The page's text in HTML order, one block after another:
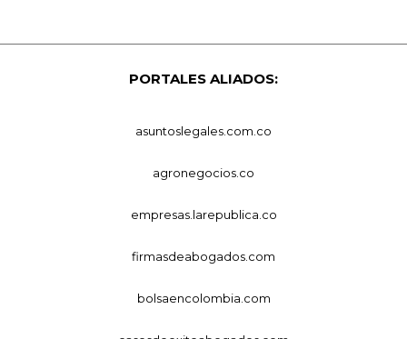
PORTALES ALIADOS:
asuntoslegales.com.co
agronegocios.co
empresas.larepublica.co
firmasdeabogados.com
bolsaencolombia.com